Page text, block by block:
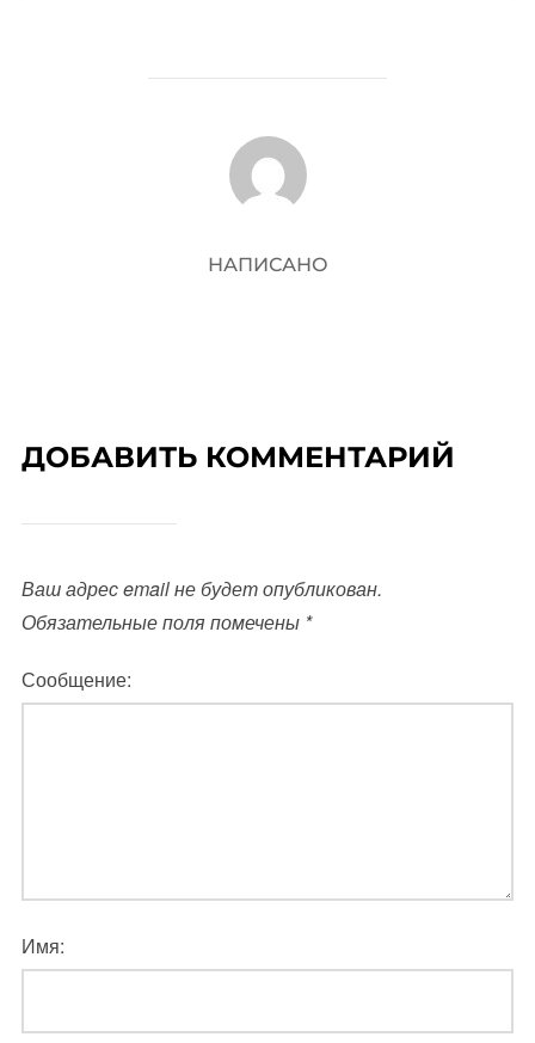
АВТОР ЗАПИСИ
НАПИСАНО
ДОБАВИТЬ КОММЕНТАРИЙ
Ваш адрес email не будет опубликован.
Обязательные поля помечены *
Сообщение:
Имя: